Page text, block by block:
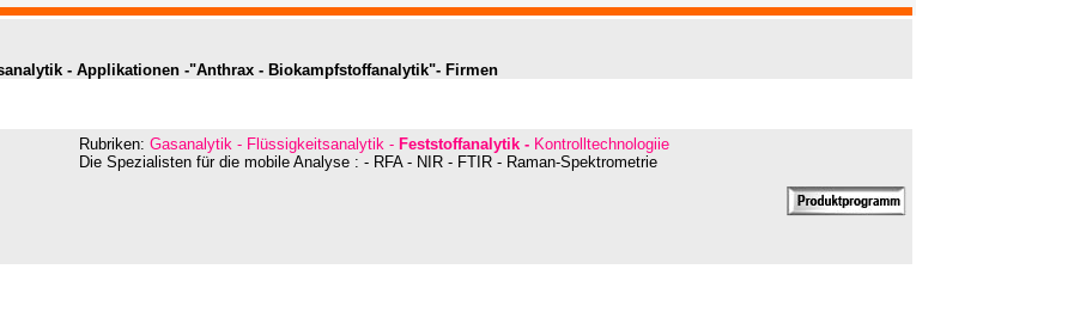
- Applikationen -"Anthrax - Biokampfstoffanalytik"- Firmen
Rubriken: Gasanalytik - Flüssigkeitsanalytik - Feststoffanalyti k - Kontrolltechnologiie
Die Spezialisten für die mobile Analyse : - RFA - NIR - FTIR - Raman-Spektrometrie